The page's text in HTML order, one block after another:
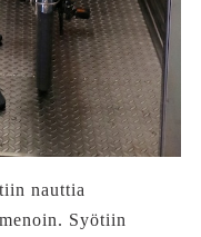
nauttia
Syötiin